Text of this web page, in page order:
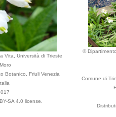
Vita, Università di Trieste
Botanico, Friuli Venezia
SA 4.0 license.
©
Comune di